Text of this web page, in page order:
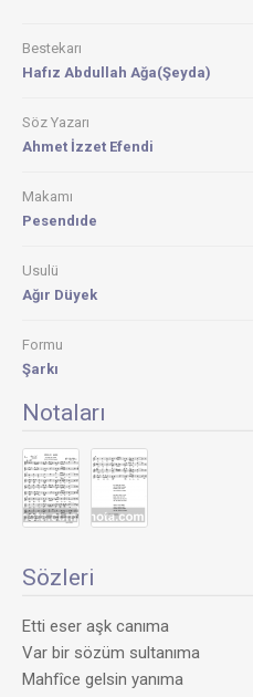
Bestekarı
Hafız Abdullah Ağa(Şeyda)
Söz Yazarı
Ahmet İzzet Efendi
Makamı
Pesendıde
Usulü
Ağır Düyek
Formu
Şarkı
Notaları
Sözleri
Etti eser aşk canıma
Var bir sözüm sultanıma
Mahfîce gelsin yanıma